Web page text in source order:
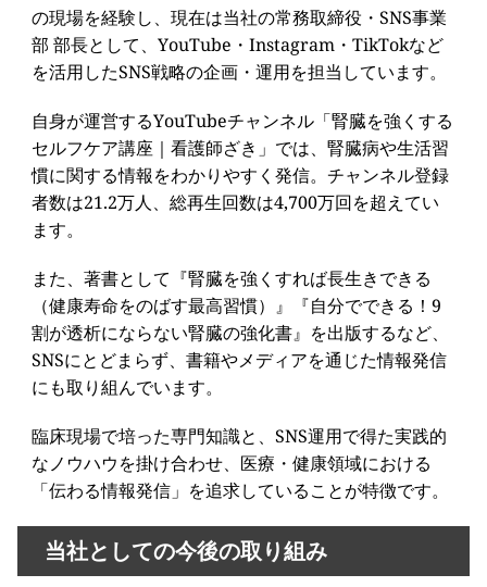
の現場を経験し、現在は当社の常務取締役・SNS事業
部 部長として、YouTube・Instagram・TikTokなど
を活用したSNS戦略の企画・運用を担当しています。
自身が運営するYouTubeチャンネル「腎臓を強くする
セルフケア講座｜看護師ざき」では、腎臓病や生活習
慣に関する情報をわかりやすく発信。チャンネル登録
者数は21.2万人、総再生回数は4,700万回を超えてい
ます。
また、著書として『腎臓を強くすれば長生きできる
（健康寿命をのばす最高習慣）』『自分でできる！9
割が透析にならない腎臓の強化書』を出版するなど、
SNSにとどまらず、書籍やメディアを通じた情報発信
にも取り組んでいます。
臨床現場で培った専門知識と、SNS運用で得た実践的
なノウハウを掛け合わせ、医療・健康領域における
「伝わる情報発信」を追求していることが特徴です。
当社としての今後の取り組み